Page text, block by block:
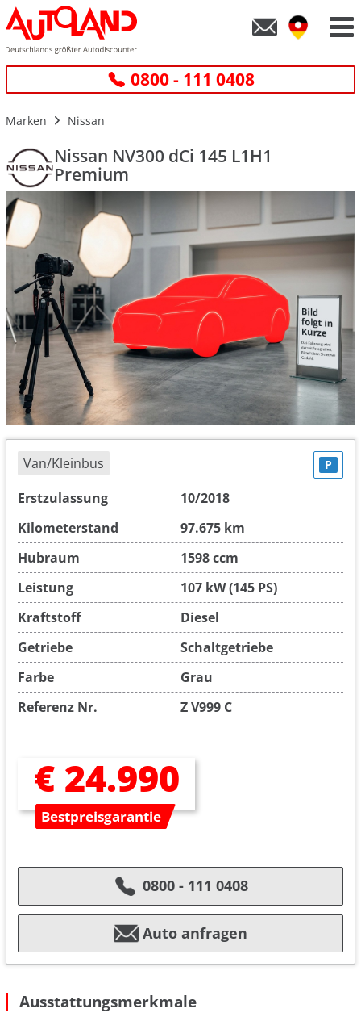
0800 - 111 0408
Marken Nissan
Nissan NV300 dCi 145 L1H1
Premium
Van/Kleinbus P
Erstzulassung
10/2018
Kilometerstand
97.675 km
Hubraum
1598 ccm
Leistung
107 kW (145 PS)
Kraftstoff
Diesel
Getriebe
Schaltgetriebe
Farbe
Grau
Referenz Nr.
Z V999 C
€ 24.990
Bestpreisgarantie
0800 - 111 0408
Auto anfragen
Ausstattungsmerkmale